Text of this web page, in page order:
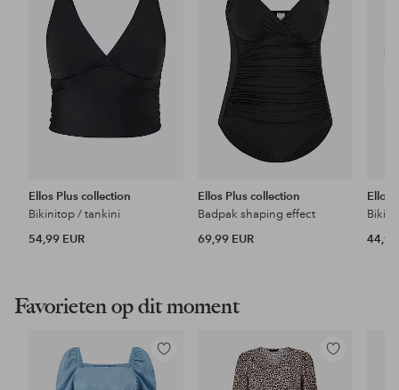
favorieten
Ellos Plus collection
Bikinitop / tankini
54,99 EUR
favorieten
Ellos Plus collection
Badpak shaping effect
69,99 EUR
Ellos
44,99
Favorieten op dit moment
Toevoegen
aan
Toevoegen